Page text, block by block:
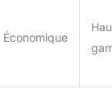
Économique